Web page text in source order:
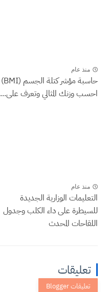
منذ عام
حاسبة مؤشر كتلة الجسم (BMI)
احسب وزنك المثالي وتعرف على...
منذ عام
التعليمات الوزارية الجديدة
للسيطرة على داء الكلب وجدول
اللقاحات المحدث
تعليقات